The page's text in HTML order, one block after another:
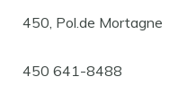
450, Pol.de Mortagne
450 641-8488